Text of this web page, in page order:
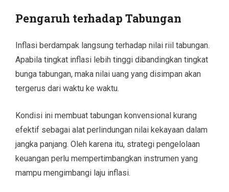
Pengaruh terhadap Tabungan
Inflasi berdampak langsung terhadap nilai riil tabungan.
Apabila tingkat inflasi lebih tinggi dibandingkan tingkat
bunga tabungan, maka nilai uang yang disimpan akan
tergerus dari waktu ke waktu.
Kondisi ini membuat tabungan konvensional kurang
efektif sebagai alat perlindungan nilai kekayaan dalam
jangka panjang. Oleh karena itu, strategi pengelolaan
keuangan perlu mempertimbangkan instrumen yang
mampu mengimbangi laju inflasi.